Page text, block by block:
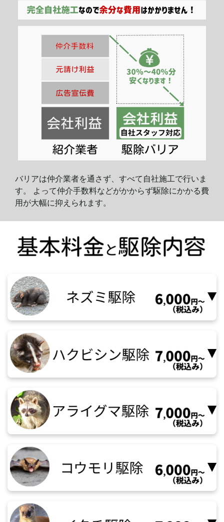
バリアは仲介業者を通さず、すべて自社施工で行いま
す。 よって仲介手数料などがかからず駆除にかかる費
用が大幅に抑えられます。